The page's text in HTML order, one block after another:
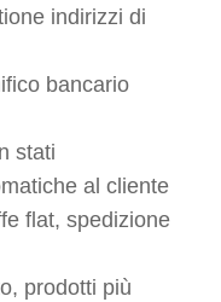
indirizzi di
bancario
stati
al cliente
flat, spedizione
prodotti più